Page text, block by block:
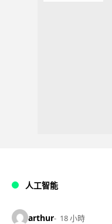
人工智能
arthur 18 小時